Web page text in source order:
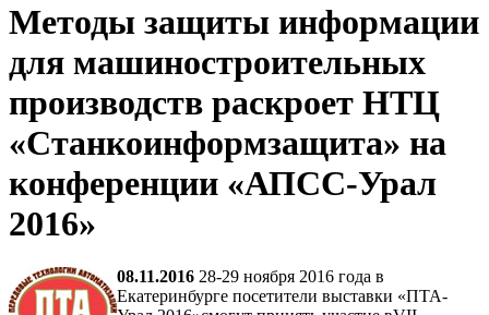
Методы защиты информации
для машиностроительных
производств раскроет НТЦ
«Станкоинформзащита» на
конференции «АПСС-Урал
2016»
08.11.2016 28-29 ноября 2016 года в
Екатеринбурге посетители выставки «ПТА-